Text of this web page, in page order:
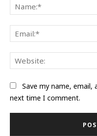
Save my name,
next time I comment.